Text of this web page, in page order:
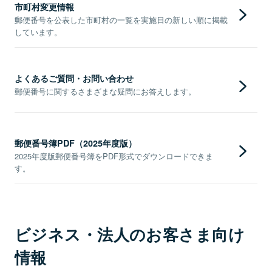
市町村変更情報
郵便番号を公表した市町村の一覧を実施日の新しい順に掲載
しています。
よくあるご質問・お問い合わせ
郵便番号に関するさまざまな疑問にお答えします。
郵便番号簿PDF（2025年度版）
2025年度版郵便番号簿をPDF形式でダウンロードできま
す。
ビジネス・法人のお客さま向け
情報